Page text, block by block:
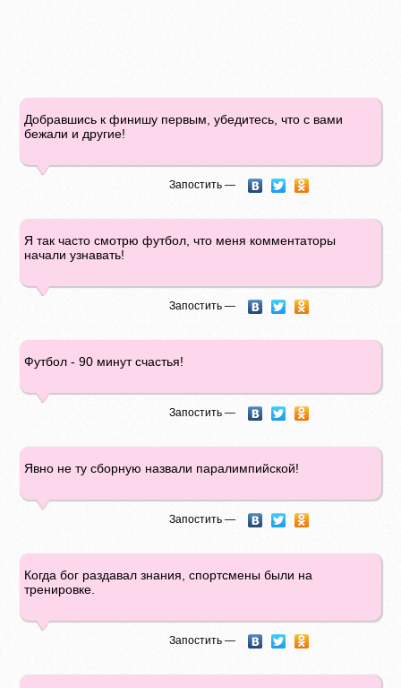
Добравшись к финишу первым, убедитесь, что с вами
бежали и другие!
Запостить —
Я так часто смотрю футбол, что меня комментаторы
начали узнавать!
Запостить —
Футбол - 90 минут счастья!
Запостить —
Явно не ту сборную назвали паралимпийской!
Запостить —
Когда бог раздавал знания, спортсмены были на
тренировке.
Запостить —